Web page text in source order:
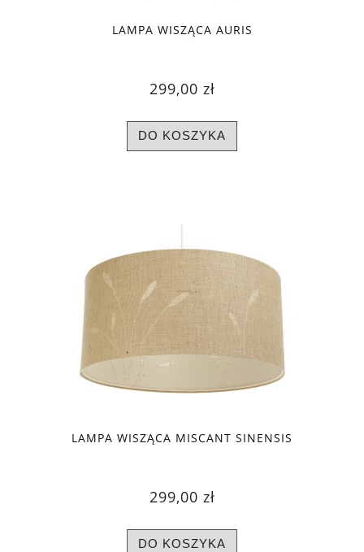
LAMPA WISZĄCA AURIS
299,00 zł
DO KOSZYKA
LAMPA WISZĄCA MISCANT SINENSIS
299,00 zł
DO KOSZYKA